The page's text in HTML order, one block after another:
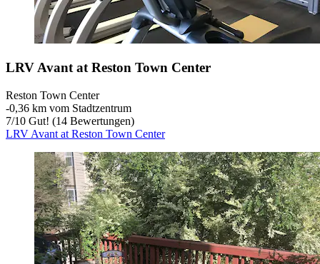
LRV Avant at Reston Town Center
Reston Town Center
‐0,36 km vom Stadtzentrum
7/10 Gut! (14 Bewertungen)
LRV Avant at Reston Town Center